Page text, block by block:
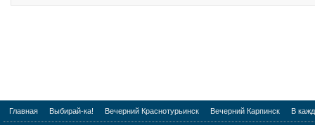
Главная Выбирай-ка! Вечерний Краснотурьинск Вечерний Карпинск В